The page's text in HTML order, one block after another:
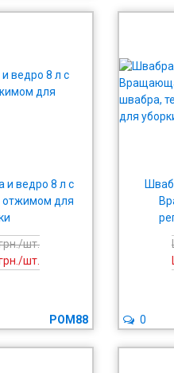
и ведро 8 л с
отжимом для
шт.
шт.
POM88 0